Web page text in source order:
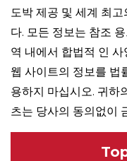
도박 제공 및 세계 최
다. 모든 정보는 참조
역 내에서 합법적 인
웹 사이트의 정보를 법
용하지 마십시오. 귀하
츠는 당사의 동의없이